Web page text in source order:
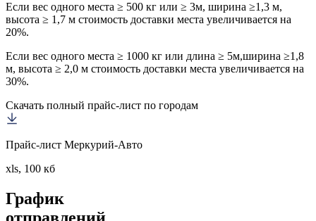
Если вес одного места ≥ 500 кг или ≥ 3м, ширина ≥1,3 м,
высота ≥ 1,7 м стоимость доставки места увеличивается на
20%.
Если вес одного места ≥ 1000 кг или длина ≥ 5м,ширина ≥1,8
м, высота ≥ 2,0 м стоимость доставки места увеличивается на
30%.
Скачать полный прайс-лист по городам
Прайс-лист Меркурий-Авто
xls, 100 кб
График